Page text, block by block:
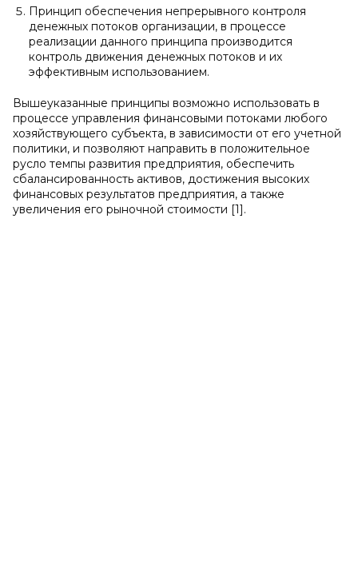
Принцип обеспечения непрерывного контроля
денежных потоков организации, в процессе
реализации данного принципа производится
контроль движения денежных потоков и их
эффективным использованием.
Вышеуказанные принципы возможно использовать в
процессе управления финансовыми потоками любого
хозяйствующего субъекта, в зависимости от его учетной
политики, и позволяют направить в положительное
русло темпы развития предприятия, обеспечить
сбалансированность активов, достижения высоких
финансовых результатов предприятия, а также
увеличения его рыночной стоимости [1].